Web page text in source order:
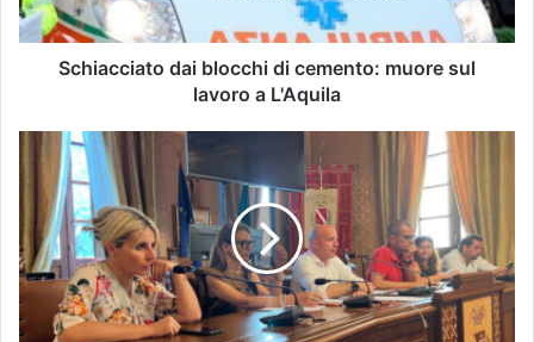
Schiacciato dai blocchi di cemento: muore sul
lavoro a L'Aquila